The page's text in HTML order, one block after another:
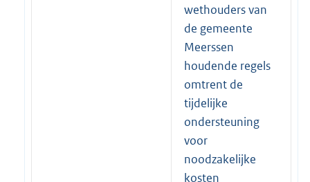
wethouders van
de gemeente
Meerssen
houdende regels
omtrent de
tijdelijke
ondersteuning
voor
noodzakelijke
kosten